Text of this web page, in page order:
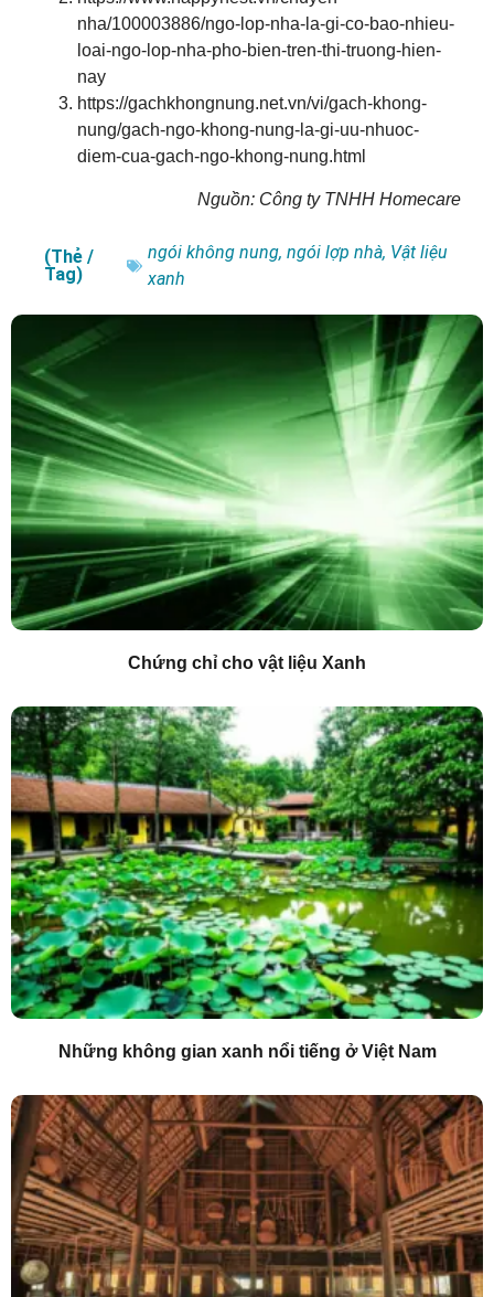
nha/100003886/ngo-lop-nha-la-gi-co-bao-nhieu-
loai-ngo-lop-nha-pho-bien-tren-thi-truong-hien-
nay
https://gachkhongnung.net.vn/vi/gach-khong-
nung/gach-ngo-khong-nung-la-gi-uu-nhuoc-
diem-cua-gach-ngo-khong-nung.html
Nguồn: Công ty TNHH Homecare
(Thẻ /
Tag)
ngói không nung, ngói lợp nhà, Vật liệu
xanh
Chứng chỉ cho vật liệu Xanh
Những không gian xanh nổi tiếng ở Việt Nam